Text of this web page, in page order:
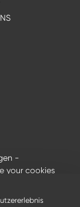
-
your cookies